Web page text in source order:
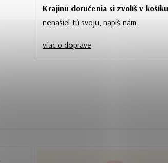
Krajinu doručenia si zvolíš v
nenašiel tú svoju, napíš nám.
viac o doprave